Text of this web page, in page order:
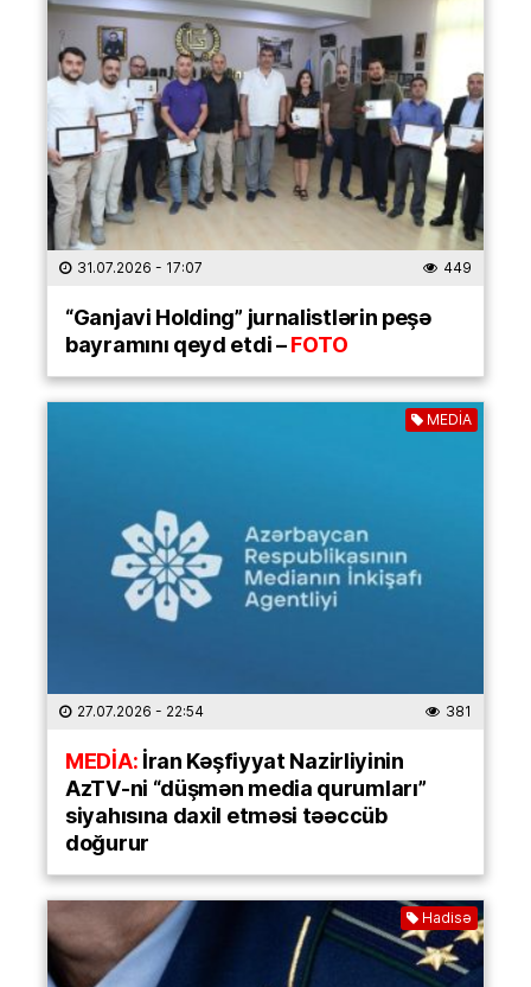
31.07.2026 - 17:07 449
“Ganjavi Holding” jurnalistlərin peşə
bayramını qeyd etdi –FOTO
MEDİA
27.07.2026 - 22:54 381
MEDİA:İran Kəşfiyyat Nazirliyinin
AzTV-ni “düşmən media qurumları”
siyahısına daxil etməsi təəccüb
doğurur
Hadisə